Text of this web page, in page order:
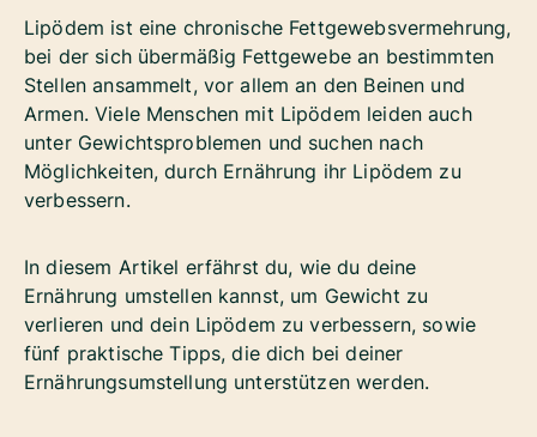
Lipödem ist eine chronische Fettgewebsvermehrung,
bei der sich übermäßig Fettgewebe an bestimmten
Stellen ansammelt, vor allem an den Beinen und
Armen. Viele Menschen mit Lipödem leiden auch
unter Gewichtsproblemen und suchen nach
Möglichkeiten, durch Ernährung ihr Lipödem zu
verbessern.
In diesem Artikel erfährst du, wie du deine
Ernährung umstellen kannst, um Gewicht zu
verlieren und dein Lipödem zu verbessern, sowie
fünf praktische Tipps, die dich bei deiner
Ernährungsumstellung unterstützen werden.